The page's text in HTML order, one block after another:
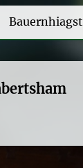
Bauernhiagst